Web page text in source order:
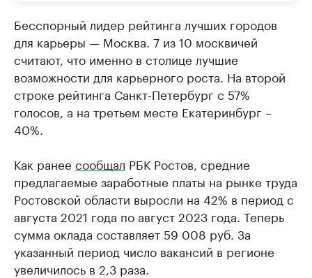
Бесспорный лидер рейтинга лучших городов
для карьеры — Москва. 7 из 10 москвичей
считают, что именно в столице лучшие
возможности для карьерного роста. На второй
строке рейтинга Санкт-Петербург с 57%
голосов, а на третьем месте Екатеринбург –
40%.
Как ранее сообщал РБК Ростов, средние
предлагаемые заработные платы на рынке труда
Ростовской области выросли на 42% в период с
августа 2021 года по август 2023 года. Теперь
сумма оклада составляет 59 008 руб. За
указанный период число вакансий в регионе
увеличилось в 2,3 раза.